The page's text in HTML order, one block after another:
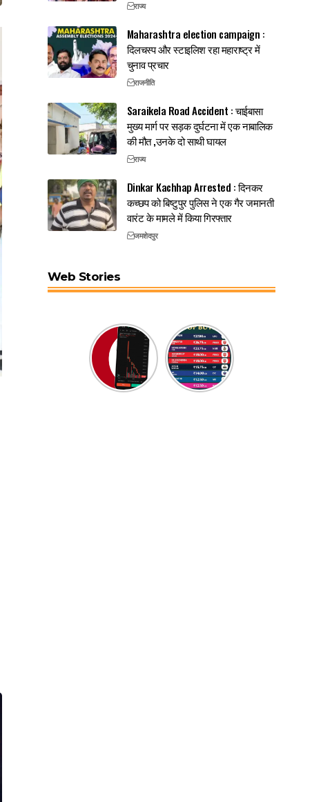
राज्य
Maharashtra election campaign :
दिलचस्प और स्टाइलिश रहा महाराष्ट्र में
चुनाव प्रचार
राजनीति
Saraikela Road Accident : चाईबासा
मुख्य मार्ग पर सड़क दुर्घटना में एक नाबालिक
की मौत ,उनके दो साथी घायल
राज्य
Dinkar Kachhap Arrested : दिनकर
कच्छप को बिष्टुपुर पुलिस ने एक गैर जमानती
वारंट के मामले में किया गिरफ्तार
जमशेदपुर
Web Stories